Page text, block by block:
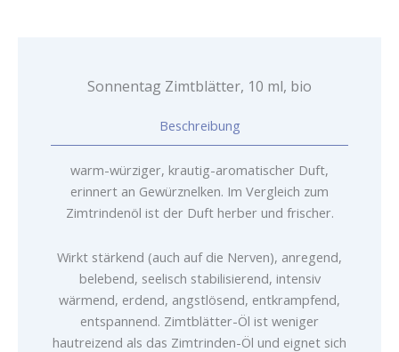
Sonnentag Zimtblätter, 10 ml, bio
Beschreibung
warm-würziger, krautig-aromatischer Duft,
erinnert an Gewürznelken. Im Vergleich zum
Zimtrindenöl ist der Duft herber und frischer.
Wirkt stärkend (auch auf die Nerven), anregend,
belebend, seelisch stabilisierend, intensiv
wärmend, erdend, angstlösend, entkrampfend,
entspannend. Zimtblätter-Öl ist weniger
hautreizend als das Zimtrinden-Öl und eignet sich